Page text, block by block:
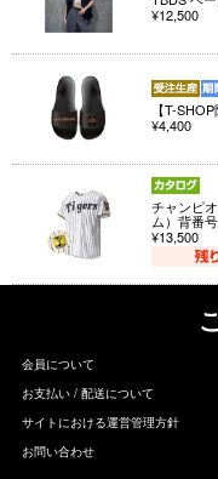
¥12,500
【T-
¥4,400
チャンピ
ム）背番
¥13,500
会員について
お支払い / 配送について
サイトにおける運営管理方針
お問い合わせ